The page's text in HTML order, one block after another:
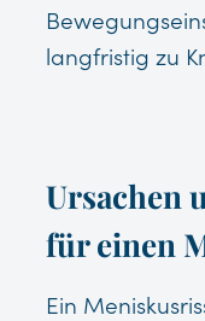
langfristig zu
Ursachen
für einen
Ein